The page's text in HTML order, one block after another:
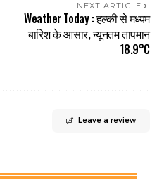
NEXT ARTICLE
Weather Today : हल्की से मध्यम
बारिश के आसार, न्यूनतम तापमान
18.9°C
Leave a review